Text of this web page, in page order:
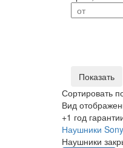
от
Сортировать
Вид
+1 год
Наушники
Наушники